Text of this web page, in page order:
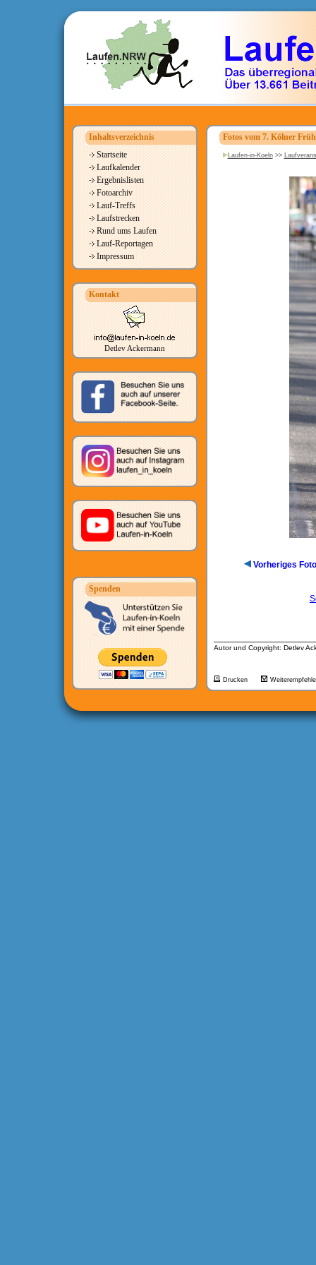
Inhaltsverzeichnis
Startseite
Laufkalender
Ergebnislisten
Fotoarchiv
Lauf-Treffs
Laufstrecken
Rund ums Laufen
Lauf-Reportagen
Impressum
Kontakt
Detlev Ackermann
Spenden
Fotos vom 7. Kölner
Laufen-in-Koeln>>
Vorheriges Foto
Autor und Copyright: Detlev
Drucken